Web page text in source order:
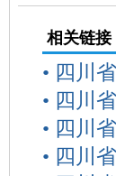
相关链接
• 四川
• 四川
• 四川
• 四川